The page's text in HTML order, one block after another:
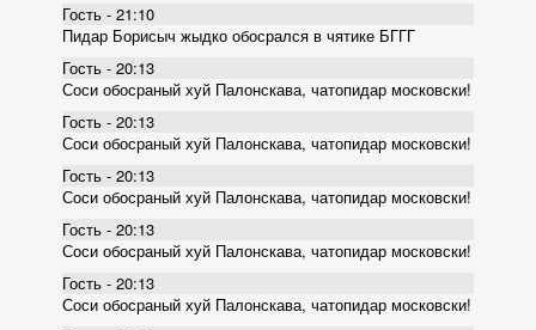
Гость - 21:10
Пидар Борисыч жыдко обосрался в чятике БГГГ
Гость - 20:13
Соси обосраный хуй Палонскава, чатопидар московски!
Гость - 20:13
Соси обосраный хуй Палонскава, чатопидар московски!
Гость - 20:13
Соси обосраный хуй Палонскава, чатопидар московски!
Гость - 20:13
Соси обосраный хуй Палонскава, чатопидар московски!
Гость - 20:13
Соси обосраный хуй Палонскава, чатопидар московски!